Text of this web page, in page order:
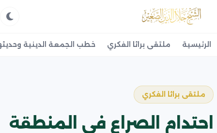
الرئيسية ملتقى براثا الفكري خطب الجمعة الدينية
ملتقى براثا الفكري
احتدام الصراع في المنطقة